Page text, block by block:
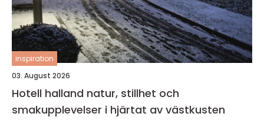
inspiration
03. August 2026
Hotell halland natur, stillhet och
smakupplevelser i hjärtat av västkusten